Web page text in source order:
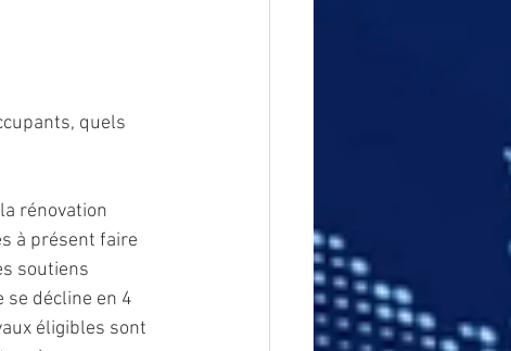
quels
rénovation
à présent faire
soutiens
décline en 4
éligibles sont